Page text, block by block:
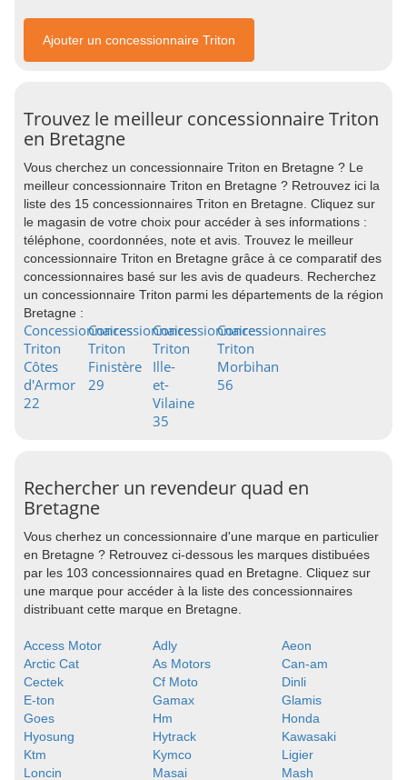
Ajouter un concessionnaire Triton
Trouvez le meilleur concessionnaire Triton
en Bretagne
Vous cherchez un concessionnaire Triton en Bretagne ? Le
meilleur concessionnaire Triton en Bretagne ? Retrouvez ici la
liste des 15 concessionnaires Triton en Bretagne. Cliquez sur
le magasin de votre choix pour accéder à ses informations :
téléphone, coordonnées, note et avis. Trouvez le meilleur
concessionnaire Triton en Bretagne grâce à ce comparatif des
concessionnaires basé sur les avis de quadeurs. Recherchez
un concessionnaire Triton parmi les départements de la région
Bretagne :
Concessionnaires
Triton
Côtes
d'Armor
22
Concessionnaires
Triton
Finistère
29
Concessionnaires
Triton
Ille-
et-
Vilaine
35
Concessionnaires
Triton
Morbihan
56
Rechercher un revendeur quad en
Bretagne
Vous cherhez un concessionnaire d'une marque en particulier
en Bretagne ? Retrouvez ci-dessous les marques distibuées
par les 103 concessionnaires quad en Bretagne. Cliquez sur
une marque pour accéder à la liste des concessionnaires
distribuant cette marque en Bretagne.
Access Motor Adly
Aeon
Arctic Cat
As Motors
Can-am
Cectek
Cf Moto
Dinli
E-ton
Gamax
Glamis
Goes
Hm
Honda
Hyosung
Hytrack
Kawasaki
Ktm
Kymco
Ligier
Loncin
Masai Mash